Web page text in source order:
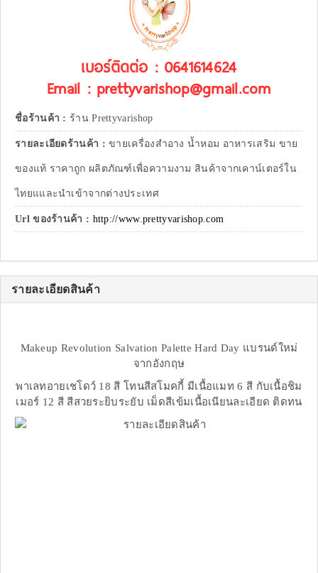
เบอร์ติดต่อ : 0641614624
Email : prettyvarishop@gmail.com
ชื่อร้านค้า : ร้าน Prettyvarishop
รายละเอียดร้านค้า :ขายเครื่องสำอาง น้ำหอม อาหารเสริม ขาย
ของแท้ ราคาถูก ผลิตภัณฑ์เพื่อความงาม สินค้าจากเคาน์เตอร์ใน
ไทยแและนำเข้าจากต่างประเทศ
Url ของร้านค้า : http://www.prettyvarishop.com
รายละเอียดสินค้า
Makeup Revolution Salvation Palette Hard Day แบรนด์ใหม่
จากอังกฤษ
พาเลทอายเชโดว์ 18 สี โทนสีสโมคกี้ มีเนื้อแมท 6 สี กับเนื้อชิม
เมอร์ 12 สี สีสวยระยิบระยับ เม็ดสีเข้มเนื้อเนียนละเอียด ติดทน